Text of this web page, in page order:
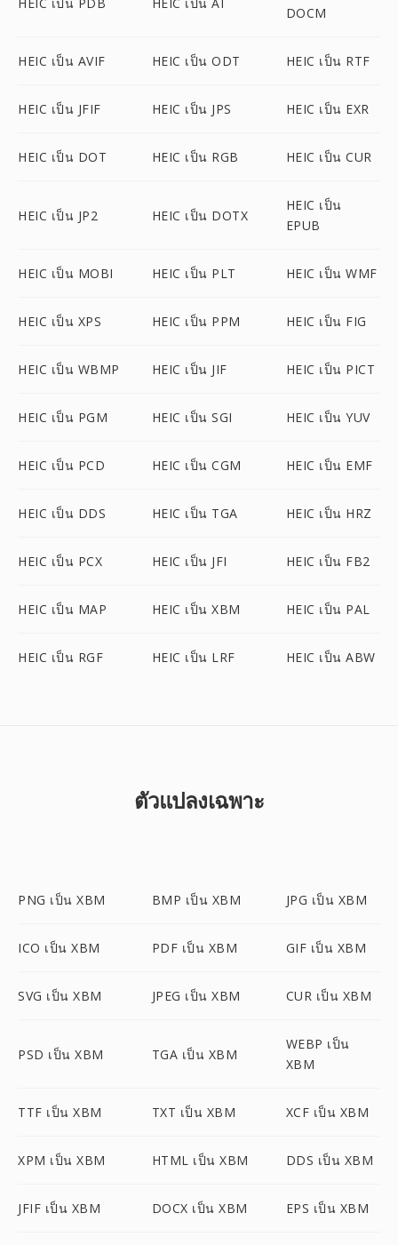
DOCM
HEIC เป็น AVIF HEIC เป็น ODT HEIC เป็น RTF
HEIC เป็น JFIF HEIC เป็น JPS HEIC เป็น EXR
HEIC เป็น DOT HEIC เป็น RGB HEIC เป็น CUR
HEIC เป็น JP2 HEIC เป็น DOTX
HEIC เป็น
EPUB
HEIC เป็น MOBI HEIC เป็น PLT HEIC เป็น WMF
HEIC เป็น XPS HEIC เป็น PPM HEIC เป็น FIG
HEIC เป็น WBMP HEIC เป็น JIF HEIC เป็น PICT
HEIC เป็น PGM HEIC เป็น SGI HEIC เป็น YUV
HEIC เป็น PCD HEIC เป็น CGM HEIC เป็น EMF
HEIC เป็น DDS HEIC เป็น TGA HEIC เป็น HRZ
HEIC เป็น PCX HEIC เป็น JFI HEIC เป็น FB2
HEIC เป็น MAP HEIC เป็น XBM HEIC เป็น PAL
HEIC เป็น RGF HEIC เป็น LRF HEIC เป็น ABW
ตัวแปลงเฉพาะ
PNG เป็น XBM BMP เป็น XBM JPG เป็น XBM
ICO เป็น XBM PDF เป็น XBM GIF เป็น XBM
SVG เป็น XBM JPEG เป็น XBM CUR เป็น XBM
PSD เป็น XBM TGA เป็น XBM
WEBP เป็น
XBM
TTF เป็น XBM TXT เป็น XBM XCF เป็น XBM
XPM เป็น XBM HTML เป็น XBM DDS เป็น XBM
JFIF เป็น XBM DOCX เป็น XBM EPS เป็น XBM